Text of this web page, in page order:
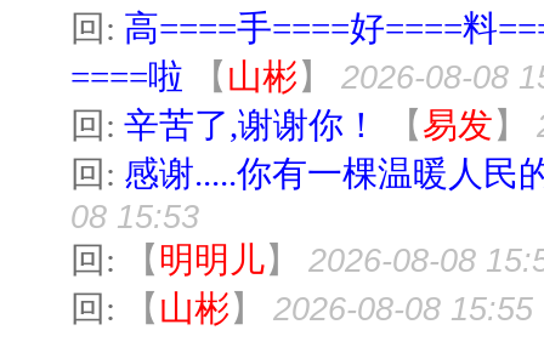
回: 高====手====好====料
====啦
【 山彬】 2026-08-08
回: 辛苦了,谢谢你！ 【易发】
回: 感谢.....你有一棵温暖人民
08 15:53
回: 【明明儿】 2026-08-08
回: 【 山彬】 2026-08-08 15:55